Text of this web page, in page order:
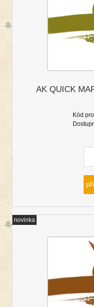
AK QUICK
Kód
novinka